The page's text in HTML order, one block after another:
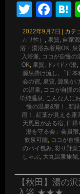
Twitter
2022年9月7日 カテ
カリ性） , 泉質, 自家
浴・湯浴み着用OK, 泉
入浴派, ココが自慢の
OK, 泉質, ドバドバ湯,
源泉掛け流し ,
「日
会の宿, 泉質, 源泉か
の温泉, ココが自慢
単純温泉, こんな人に
慢の温泉&宿！, 新
宿！, 紅葉が見える露
天風呂がある宿, 日
湯を守る会」会員宿,
飲泉可能, ココが自
のパイ包み, 彩り野菜
しゃぶ, 大丸温泉旅館,
【秋田】湯の